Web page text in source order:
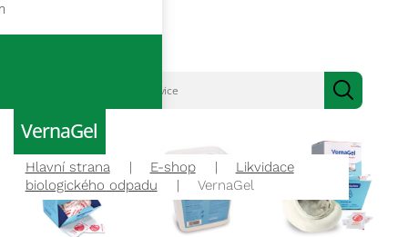
VernaGel
Hlavní strana E-shop
Likvidace
biologického odpadu
VernaGel